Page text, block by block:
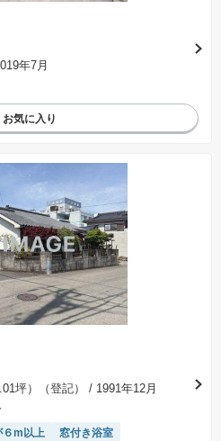
年7月
坪）（登記）
/ 1991年12月
６m以上 窓付き浴室